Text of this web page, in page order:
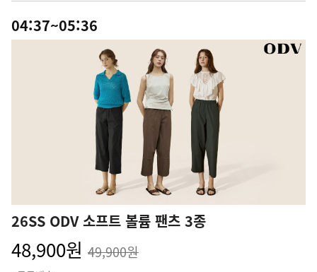
04:37~05:36
26SS ODV 소프트 볼륨 팬츠 3종
48,900원 49,900원